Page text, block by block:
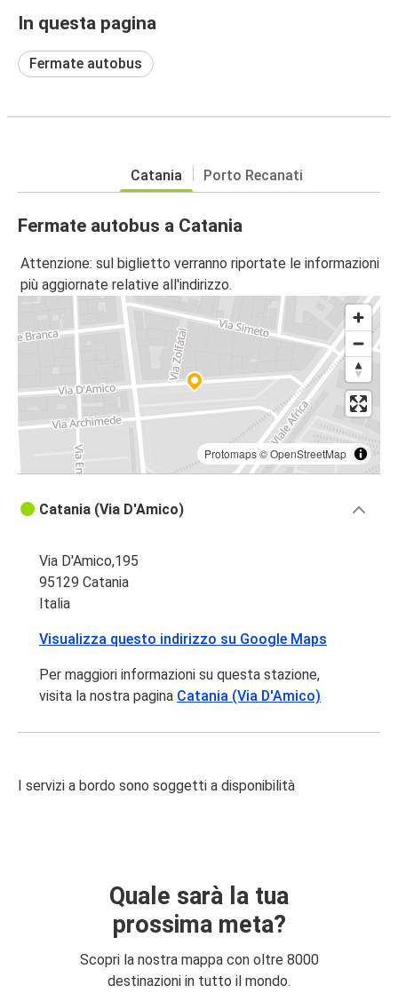
In questa pagina
Fermate autobus
Catania Porto Recanati
Fermate autobus a Catania
Attenzione: sul biglietto verranno riportate le informazioni
più aggiornate relative all'indirizzo.
Protomaps©OpenStreetMap
Catania (Via D'Amico)
Via D'Amico,195
95129 Catania
Italia
Visualizza questo indirizzo su Google Maps
Per maggiori informazioni su questa stazione,
visita la nostra pagina Catania (Via D'Amico)
I servizi a bordo sono soggetti a disponibilità
Quale sarà la tua
prossima meta?
Scopri la nostra mappa con oltre 8000
destinazioni in tutto il mondo.